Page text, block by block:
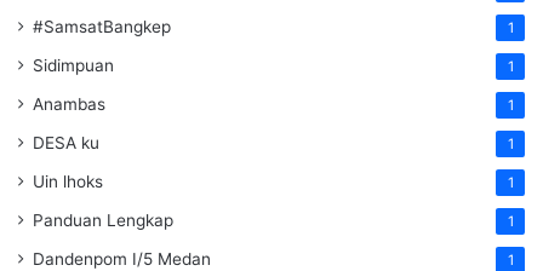
#SamsatBangkep 1
Sidimpuan 1
Anambas 1
DESA ku 1
Uin lhoks 1
Panduan Lengkap 1
Dandenpom I/5 Medan 1